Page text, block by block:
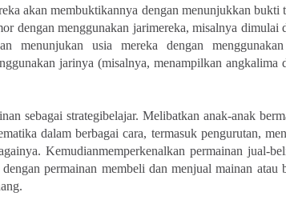
akan membuktikannya dengan menunjukkan bukti
dengan menggunakan jarimereka, misalnya dimulai
menunjukan usia mereka dengan
jarinya (misalnya, menampilkan
sebagai strategibelajar. Melibatkan anak-anak
dalam berbagai cara, termasuk pengurutan,
Kemudianmemperkenalkan permainan jual-
permainan membeli dan menjual mainan